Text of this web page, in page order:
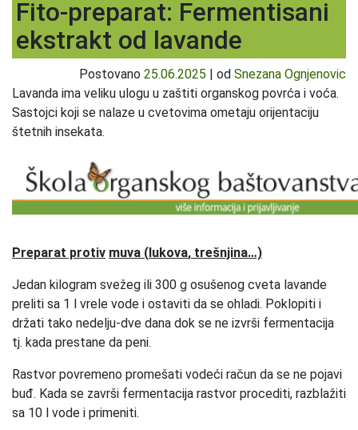
Fito-preparat: Fermentisani
ekstrakt od lavande
Postovano 25.06.2025 | od Snezana Ognjenovic
Lavanda ima veliku ulogu u zaštiti organskog povrća i voća.
Sastojci koji se nalaze u cvetovima ometaju orijentaciju
štetnih insekata.
Preparat protiv muva (lukova, trešnjina…)
Jedan kilogram svežeg ili 300 g osušenog cveta lavande
preliti sa 1 l vrele vode i ostaviti da se ohladi. Poklopiti i
držati tako nedelju-dve dana dok se ne izvrši fermentacija
tj. kada prestane da peni.
Rastvor povremeno promešati vodeći račun da se ne pojavi
buđ. Kada se završi fermentacija rastvor procediti, razblažiti
sa 10 l vode i primeniti.